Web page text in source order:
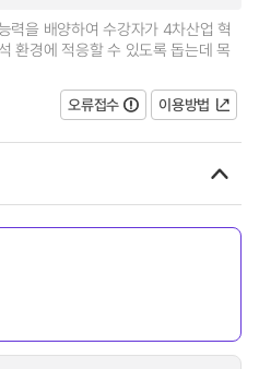
력을 배양하여 수강자가 4차산업 혁
환경에 적응할 수 있도록 돕는데 목
오류접수
이용방법